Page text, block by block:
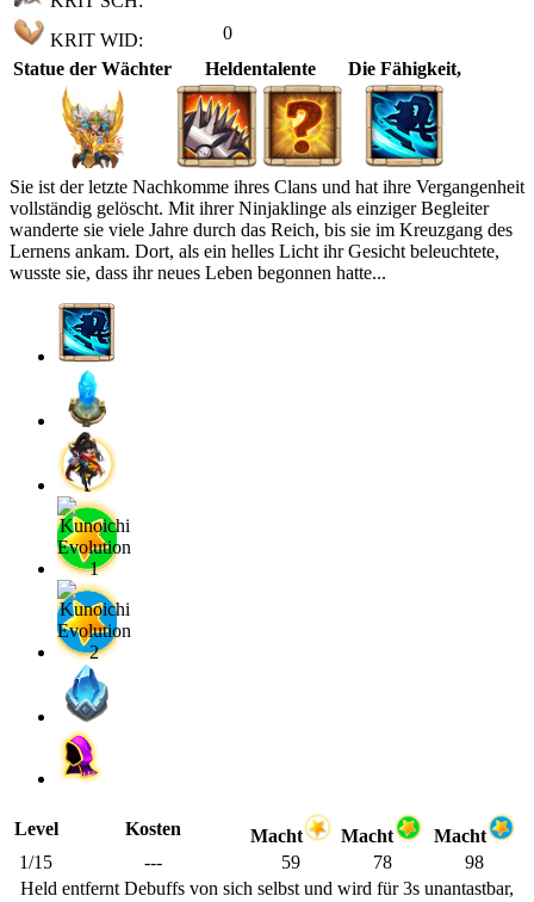
KRIT WID:
0
Statue der Wächter
Heldentalente Die Fähigkeit,
Sie ist der letzte Nachkomme ihres Clans und hat ihre Vergangenheit
vollständig gelöscht. Mit ihrer Ninjaklinge als einziger Begleiter
wanderte sie viele Jahre durch das Reich, bis sie im Kreuzgang des
Lernens ankam. Dort, als ein helles Licht ihr Gesicht beleuchtete,
wusste sie, dass ihr neues Leben begonnen hatte...
Level Kosten Macht Macht
Macht
1/15
--- 59 78
98
Held entfernt Debuffs von sich selbst und wird für 3s unantastbar,